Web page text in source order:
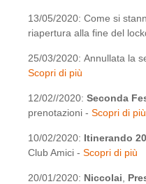
13/05/2020: Come si
riapertura alla fine del
25/03/2020: Annullata la
Scopri di più
12/02//2020: Seconda
prenotazioni - Scopri di più
10/02/2020: Itinerando
Club Amici - Scopri di più
20/01/2020: Niccolai